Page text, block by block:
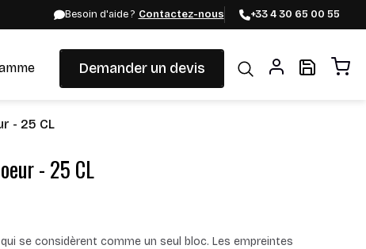
Besoin d'aide ? Contactez-nous +33 4 30 65 00 55
Demander un devis
- 25 CL
- 25 CL
se considèrent comme un seul bloc. Les empreintes